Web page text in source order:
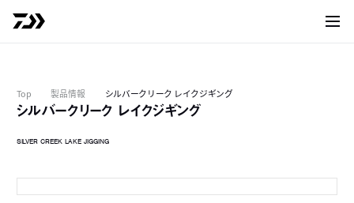
サイ
Top 製品情報 シルバークリーク レイクジギング
シルバークリーク レイクジギング
SILVER CREEK LAKE JIGGING